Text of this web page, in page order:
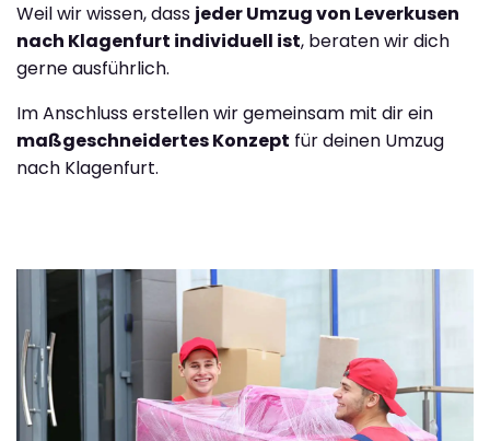
Weil wir wissen, dass jeder Umzug von Leverkusen
nach Klagenfurt individuell ist, beraten wir dich
gerne ausführlich.
Im Anschluss erstellen wir gemeinsam mit dir ein
maßgeschneidertes Konzept für deinen Umzug
nach Klagenfurt.